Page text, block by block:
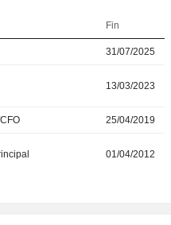
Fin
31/07/2025
13/03/2023
25/04/2019
01/04/2012